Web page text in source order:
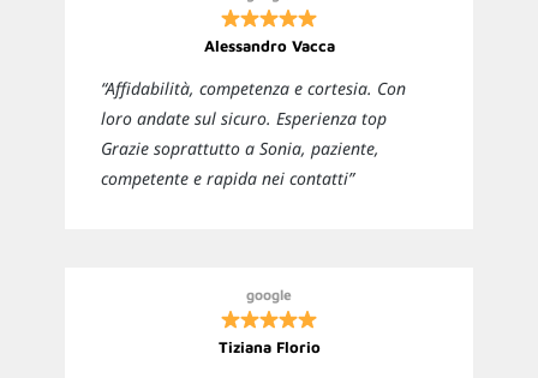
Alessandro Vacca
“Affidabilità, competenza e cortesia. Con
loro andate sul sicuro. Esperienza top
Grazie soprattutto a Sonia, paziente,
competente e rapida nei contatti”
google
Tiziana Florio